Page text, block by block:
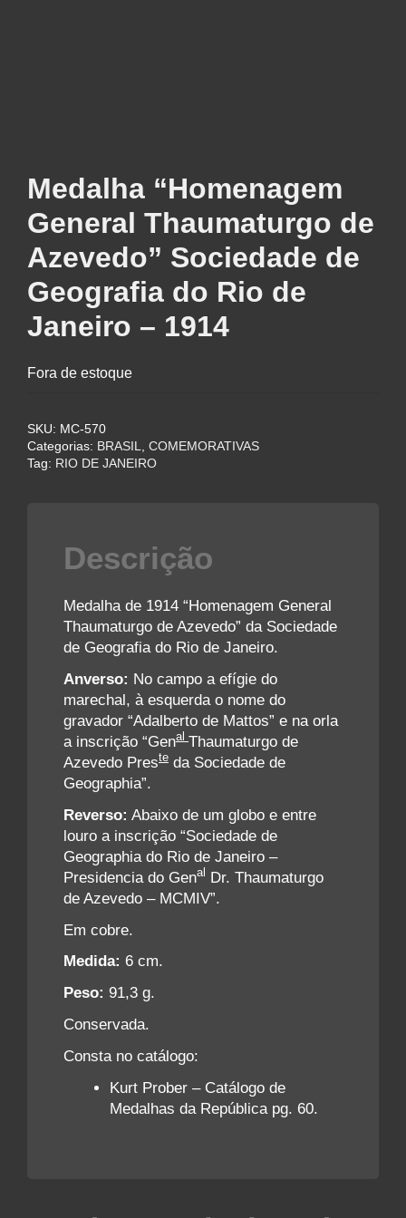
Medalha “Homenagem
General Thaumaturgo de
Azevedo” Sociedade de
Geografia do Rio de
Janeiro – 1914
Fora de estoque
SKU: MC-570
Categorias: BRASIL
COMEMORATIVAS
Tag: RIO DE JANEIRO
Descrição
Medalha de 1914 “Homenagem General
Thaumaturgo de Azevedo” da Sociedade
de Geografia do Rio de Janeiro.
Anverso: No campo a efígie do
marechal, à esquerda o nome do
gravador “Adalberto de Mattos” e na orla
a inscrição “Genal Thaumaturgo de
Azevedo Preste da Sociedade de
Geographia”.
Reverso: Abaixo de um globo e entre
louro a inscrição “Sociedade de
Geographia do Rio de Janeiro –
Presidencia do Genal Dr. Thaumaturgo
de Azevedo – MCMIV”.
Em cobre.
Medida: 6 cm.
Peso: 91,3 g.
Conservada.
Consta no catálogo:
Kurt Prober – Catálogo de
Medalhas da República pg. 60.